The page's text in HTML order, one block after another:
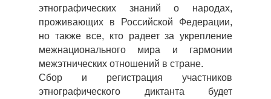
этнографических знаний о народах,
проживающих в Российской Федерации,
но также все, кто радеет за укрепление
межнационального мира и гармонии
межэтнических отношений в стране.
Сбор и регистрация участников
этнографического диктанта будет